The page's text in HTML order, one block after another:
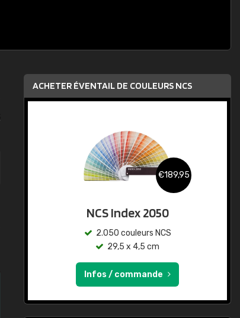
ACHETER ÉVENTAIL DE COULEURS NCS
€189,95
NCS Index 2050
2.050 couleurs NCS
29,5 x 4,5 cm
Infos / commande